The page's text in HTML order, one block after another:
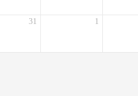
31 1